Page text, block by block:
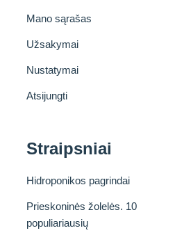
Mano sąrašas
Užsakymai
Nustatymai
Atsijungti
Straipsniai
Hidroponikos pagrindai
Prieskoninės žolelės. 10
populiariausių